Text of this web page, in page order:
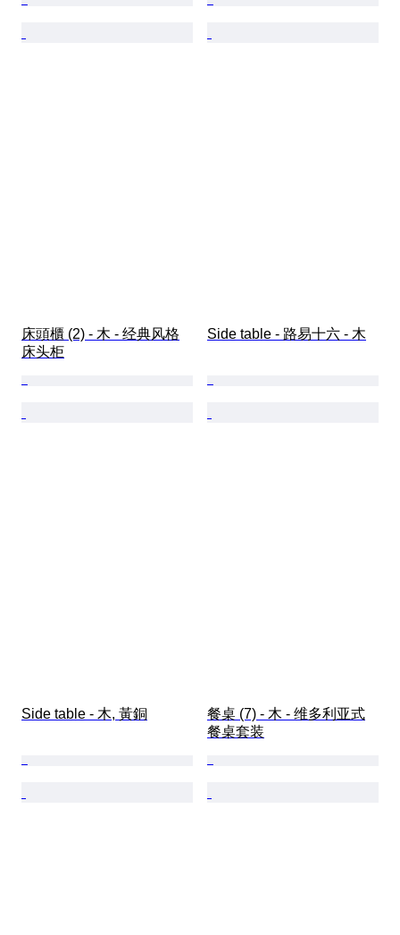
床頭櫃 (2) - 木 - 经典风格
床头柜
Side table - 路易十六 - 木
Side table - 木, 黃銅
餐桌 (7) - 木 - 维多利亚式
餐桌套装